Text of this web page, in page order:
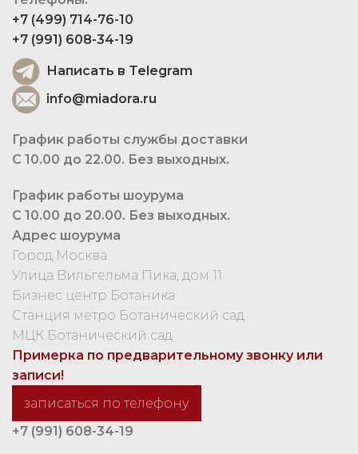
+7 (499) 714-76-10
+7 (991) 608-34-19
Написать в Telegram
info@miadora.ru
График работы службы доставки
С 10.00 до 22.00. Без выходных.
График работы шоурума
С 10.00 до 20.00. Без выходных.
Адрес шоурума
Город Москва
Улица Вильгельма Пика, дом 11
Бизнес центр Ботаника
Станция метро Ботанический сад
МЦК Ботанический сад
Примерка по предварительному звонку или
записи!
записаться по телефону
+7 (991) 608-34-19